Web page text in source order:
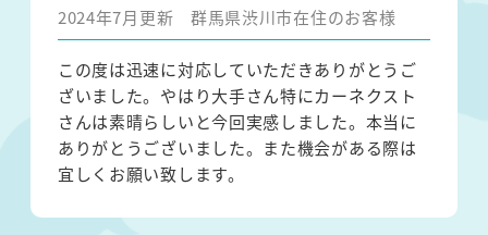
2024年7月更新 群馬県渋川市在住のお客様
この度は迅速に対応していただきありがとうご
ざいました。やはり大手さん特にカーネクスト
さんは素晴らしいと今回実感しました。本当に
ありがとうございました。また機会がある際は
宜しくお願い致します。